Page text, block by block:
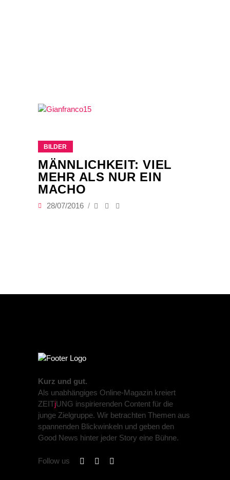
BILDER
MÄNNLICHKEIT: VIEL
MEHR ALS NUR EIN
MACHO
28/07/2016
Kurz und gut.
Als unabhängiges Online-Magazin kreiert
ZEITjUNG inspirierenden Content für die
junge Zielgruppe. Wir betrachten Themen aus
spannenden Blickwinkeln und geben den
Good News hinter jeder Story eine Bühne.
Follow us